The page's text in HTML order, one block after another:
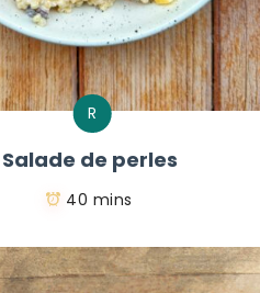
R
Salade de perles
40 mins